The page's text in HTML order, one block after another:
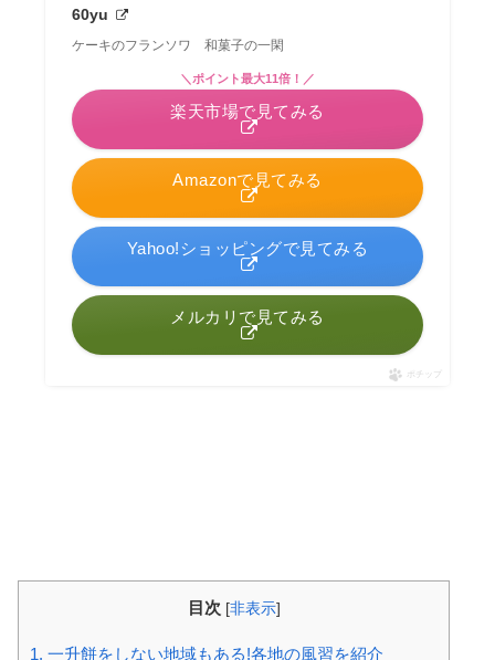
60yu
ケーキのフランソワ 和菓子の一閑
Amazonで見てみる
＼ポイント最大11倍！／
楽天市場で見てみる
Yahoo!ショッピングで見てみる
メルカリで見てみる
ポチップ
目次 [非表示]
1. 一升餅をしない地域もある!各地の風習を紹介